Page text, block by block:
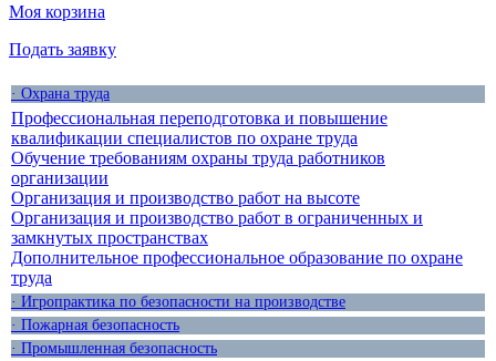
Моя корзина
Подать заявку
· Охрана труда
Профессиональная переподготовка и повышение
квалификации специалистов по охране труда
Обучение требованиям охраны труда работников
организации
Организация и производство работ на высоте
Организация и производство работ в ограниченных и
замкнутых пространствах
Дополнительное профессиональное образование по охране
труда
· Игропрактика по безопасности на производстве
· Пожарная безопасность
· Промышленная безопасность